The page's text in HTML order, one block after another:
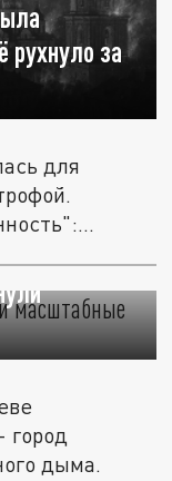
рухнуло за
для
город
дыма.